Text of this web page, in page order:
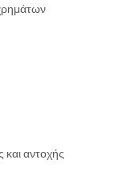
και αντοχής